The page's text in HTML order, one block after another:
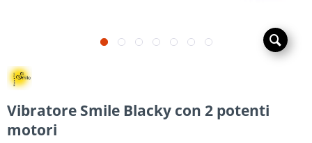
Vibratore Smile Blacky con 2 potenti
motori